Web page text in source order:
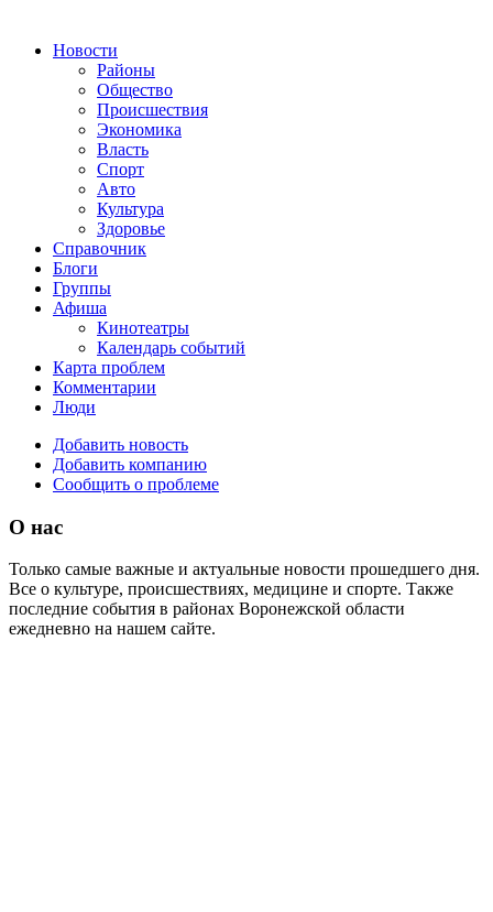
Новости
Районы
Общество
Происшествия
Экономика
Власть
Спорт
Авто
Культура
Здоровье
Справочник
Блоги
Группы
Афиша
Кинотеатры
Календарь событий
Карта проблем
Комментарии
Люди
Добавить новость
Добавить компанию
Сообщить о проблеме
О нас
Только самые важные и актуальные новости прошедшего дня.
Все о культуре, происшествиях, медицине и спорте. Также
последние события в районах Воронежской области
ежедневно на нашем сайте.